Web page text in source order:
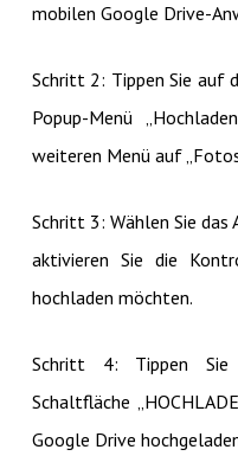
mobilen Google Drive-
Schritt 2: Tippen Sie auf
Popup-Menü
weiteren Menü auf
Schritt 3: Wählen Sie
aktivieren Sie die
hochladen möchten.
Schritt 4: Tippen
Schaltfläche
Google Drive